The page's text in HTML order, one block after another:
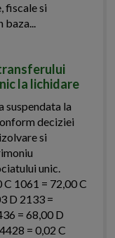
fiscale si
baza...
la lichidare
suspendata la
deciziei
si
unic.
1061 = 72,00 C
D 2133 =
= 68,00 D
= 0,02 C